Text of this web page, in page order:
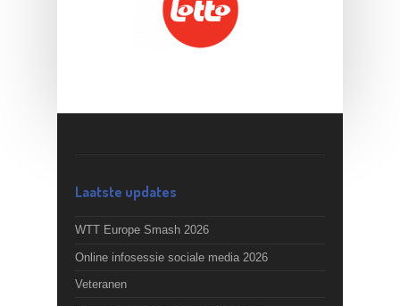
Laatste updates
WTT Europe Smash 2026
Online infosessie sociale media 2026
Veteranen